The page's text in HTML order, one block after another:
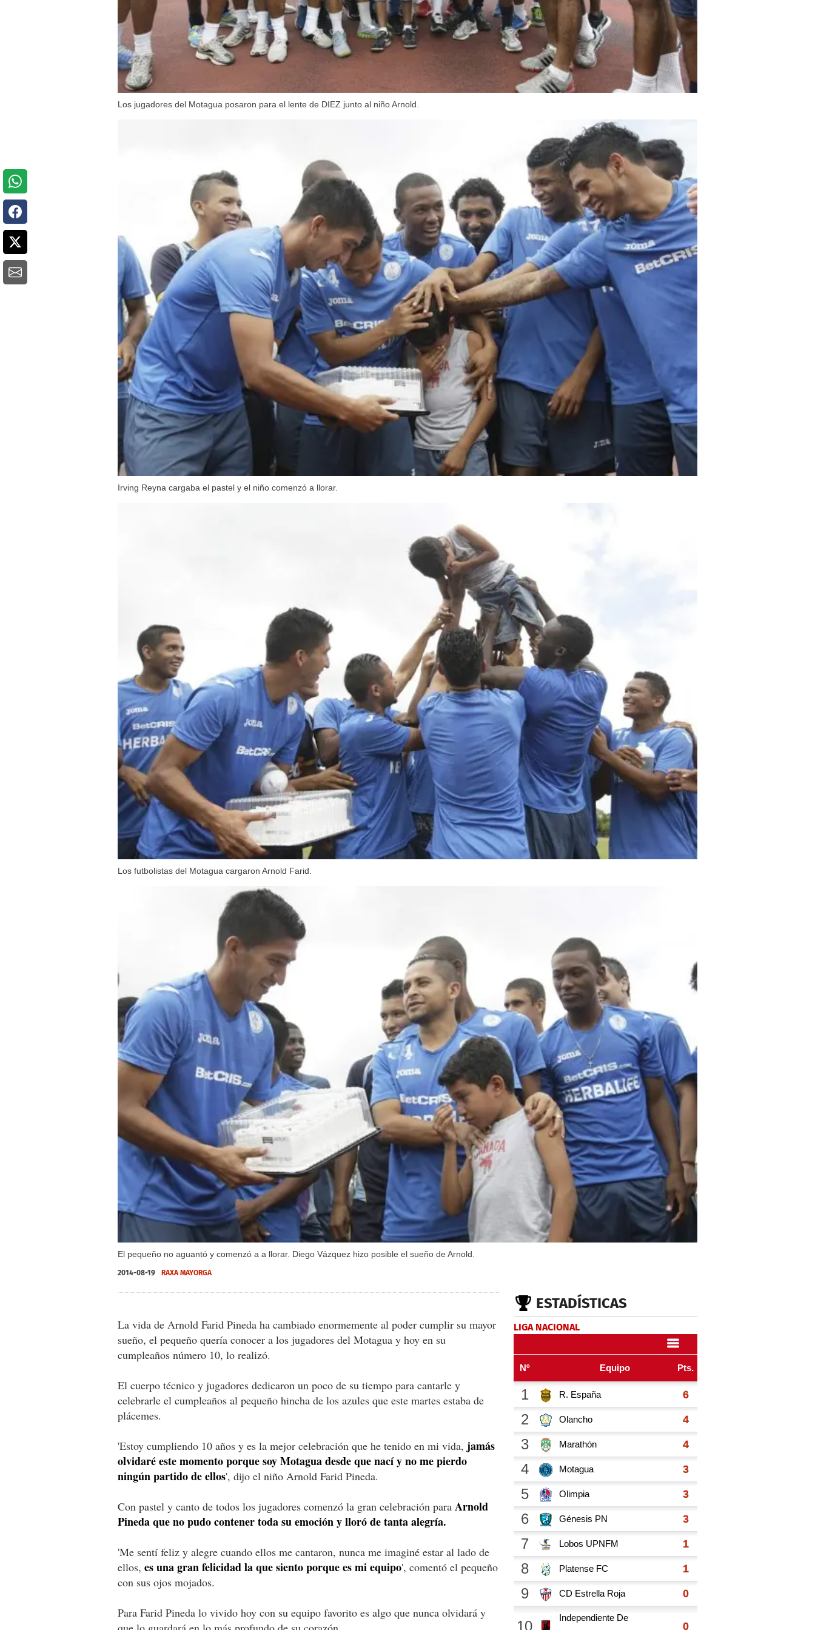
Los jugadores del Motagua posaron para el lente de DIEZ junto al niño Arnold.
Irving Reyna cargaba el pastel y el niño comenzó a llorar.
Los futbolistas del Motagua cargaron Arnold Farid.
El pequeño no aguantó y comenzó a a llorar. Diego Vázquez hizo posible el sueño de Arnold.
2014-08-19 RAXA MAYORGA
La vida de Arnold Farid Pineda ha cambiado enormemente al poder cumplir su mayor
sueño, el pequeño quería conocer a los jugadores del Motagua y hoy en su
cumpleaños número 10, lo realizó.
El cuerpo técnico y jugadores dedicaron un poco de su tiempo para cantarle y
celebrarle el cumpleaños al pequeño hincha de los azules que este martes estaba de
plácemes.
'Estoy cumpliendo 10 años y es la mejor celebración que he tenido en mi vida, jamás
olvidaré este momento porque soy Motagua desde que nací y no me pierdo
ningún partido de ellos', dijo el niño Arnold Farid Pineda.
Con pastel y canto de todos los jugadores comenzó la gran celebración para Arnold
Pineda que no pudo contener toda su emoción y lloró de tanta alegría.
'Me sentí feliz y alegre cuando ellos me cantaron, nunca me imaginé estar al lado de
ellos, es una gran felicidad la que siento porque es mi equipo', comentó el pequeño
con sus ojos mojados.
Para Farid Pineda lo vivido hoy con su equipo favorito es algo que nunca olvidará y
ESTADÍSTICAS
LIGA NACIONAL